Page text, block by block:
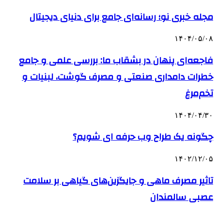
مجله خبری نو؛ رسانه‌ای جامع برای دنیای دیجیتال
۱۴۰۴/۰۵/۰۸
فاجعه‌ای پنهان در بشقاب ما: بررسی علمی و جامع
خطرات دامداری صنعتی و مصرف گوشت، لبنیات و
تخم‌مرغ
۱۴۰۴/۰۴/۳۰
چگونه یک طراح وب حرفه ای شویم؟
۱۴۰۲/۱۲/۰۵
تاثیر مصرف ماهی و جایگزین‌های گیاهی بر سلامت
عصبی سالمندان